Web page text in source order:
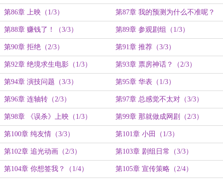
第86章 上映（1/3） 第87章 我的预测为什么不准呢？
（2/3）
第88章 赚钱了！（3/3） 第89章 参观剧组（1/3）
第90章 拒绝（2/3） 第91章 推荐（3/3）
第92章 绝境求生电影（1/3） 第93章 票房神话？（2/3）
第94章 演技问题（3/3） 第95章 华表（1/3）
第96章 连轴转（2/3） 第97章 总感觉不太对（3/3）
第98章 《误杀》上映（1/3） 第99章 那就做成网剧（2/3）
第100章 纯友情（3/3） 第101章 小田（1/3）
第102章 追光动画（2/3） 第103章 剧组日常（3/3）
第104章 你想签我？（1/4） 第105章 宣传策略（2/4）